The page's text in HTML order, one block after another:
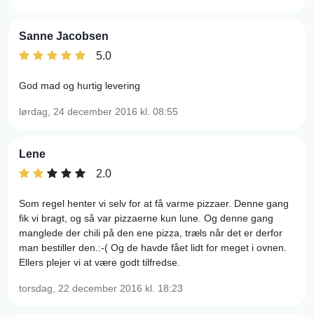
Sanne Jacobsen
5.0
God mad og hurtig levering
lørdag, 24 december 2016 kl. 08:55
Lene
2.0
Som regel henter vi selv for at få varme pizzaer. Denne gang
fik vi bragt, og så var pizzaerne kun lune. Og denne gang
manglede der chili på den ene pizza, træls når det er derfor
man bestiller den.:-( Og de havde fået lidt for meget i ovnen.
Ellers plejer vi at være godt tilfredse.
torsdag, 22 december 2016 kl. 18:23